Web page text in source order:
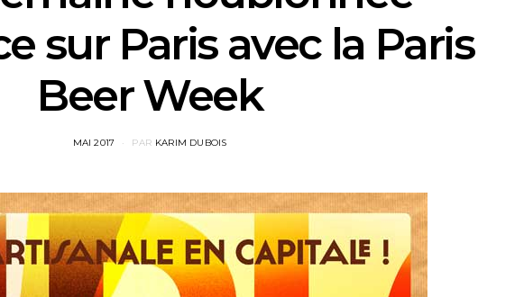
sur Paris avec la Paris
Beer Week
POSTED
MAI 2017 PAR KARIM DUBOIS